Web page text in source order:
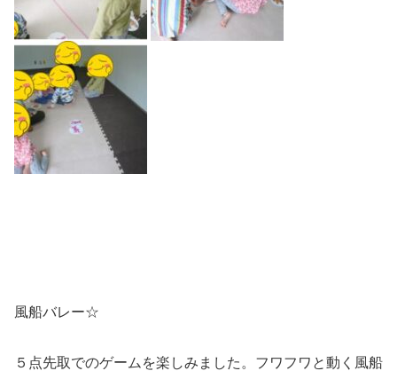
風船バレー☆
５点先取でのゲームを楽しみました。フワフワと動く風船